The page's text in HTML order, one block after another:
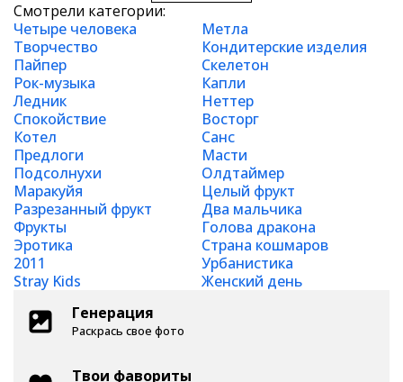
Смотрели категории:
Четыре человека
Метла
Творчество
Кондитерские изделия
Пайпер
Скелетон
Рок-музыка
Капли
Ледник
Неттер
Спокойствие
Восторг
Котел
Санс
Предлоги
Масти
Подсолнухи
Олдтаймер
Маракуйя
Целый фрукт
Разрезанный фрукт
Два мальчика
Фрукты
Голова дракона
Эротика
Страна кошмаров
2011
Урбанистика
Stray Kids
Женский день
Генерация
Раскрась свое фото
Твои фавориты